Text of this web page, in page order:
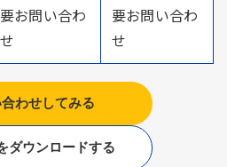
要お問い合わ
せ
要お問い合わ
せ
わせしてみる
ダウンロードする